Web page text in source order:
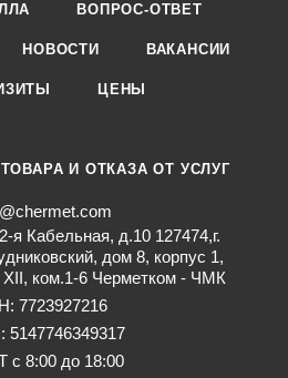
ВОПРОС-ОТВЕТ
НОВОСТИ ВАКАНСИИ
ЦЕНЫ
И ОТКАЗА ОТ УСЛУГ
я Кабельная, д.10 127474,г.
дом 8, корпус 1,
ком.1-6 Черметком - ЧМК
7723927216
с 8:00 до 18:00